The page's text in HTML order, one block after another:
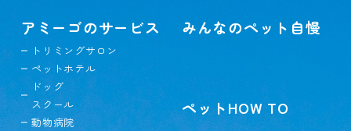
アミーゴのサービス
トリミングサロン
ペットホテル
ドッグ
スクール
動物病院
みんなのペット自慢
ペットHOW TO